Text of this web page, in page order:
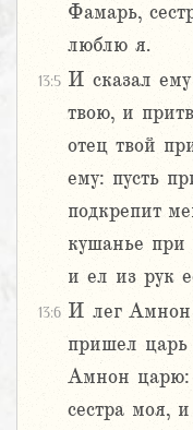
Фамарь,
люблю я.
13:5 И сказал
твою, и
отец твой
ему: пусть
подкрепит
кушанье при
и ел из рук
13:6 И лег Амнон
пришел царь
Амнон царю:
сестра моя,